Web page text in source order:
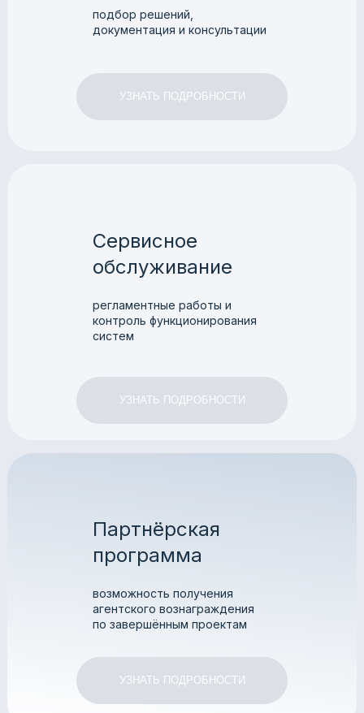
УЗНАТЬ ПОДРОБНОСТИ
подбор решений,
документация и консультации
УЗНАТЬ ПОДРОБНОСТИ
возможность получения
агентского вознаграждения
по завершённым проектам
Партнёрская
программа
УЗНАТЬ ПОДРОБНОСТИ
регламентные работы и
контроль функционирования
систем
Сервисное
обслуживание